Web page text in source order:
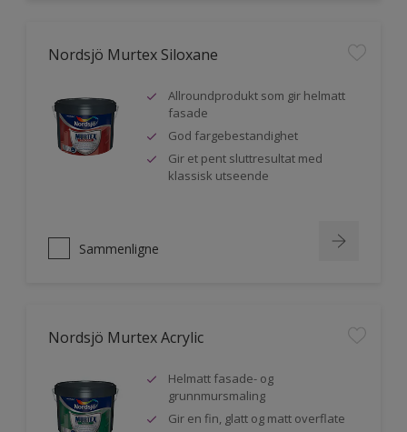
Nordsjö Murtex Siloxane
Allroundprodukt som gir helmatt
fasade
God fargebestandighet
Gir et pent sluttresultat med
klassisk utseende
Sammenligne
Nordsjö Murtex Acrylic
Helmatt fasade- og
grunnmursmaling
Gir en fin, glatt og matt overflate